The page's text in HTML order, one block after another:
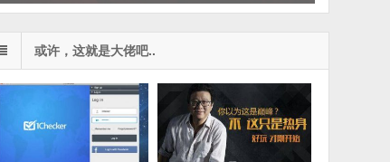
或许，这就是大佬吧..